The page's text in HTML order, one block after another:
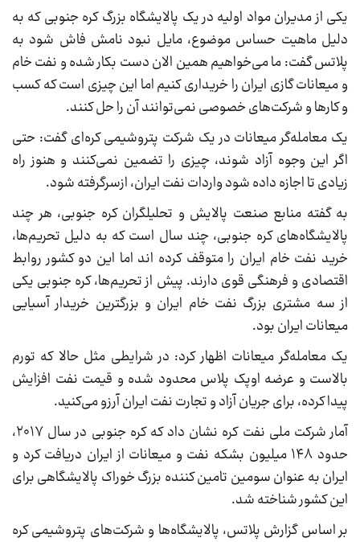
یکی از مدیران مواد اولیه در یک پالایشگاه بزرگ کره جنوبی که به
دلیل ماهیت حساس موضوع، مایل نبود نامش فاش شود به
پلاتس گفت: ما می‌خواهیم همین الان دست بکار شده و نفت خام
و میعانات گازی ایران را خریداری کنیم اما این چیزی است که کسب
و کارها و شرکت‌های خصوصی نمی‌توانند آن را حل کنند.
یک معامله‌گر میعانات در یک شرکت پتروشیمی کره‌ای گفت: حتی
اگر این وجوه آزاد شوند، چیزی را تضمین نمی‌کنند و هنوز راه
زیادی تا اجازه داده شود واردات نفت ایران، ازسرگرفته شود.
به گفته منابع صنعت پالایش و تحلیلگران کره جنوبی، هر چند
پالایشگاه‌های کره جنوبی، چند سال است که به دلیل تحریم‌ها،
خرید نفت خام ایران را متوقف کرده اند اما این دو کشور روابط
اقتصادی و فرهنگی قوی دارند. پیش از تحریم‌ها، کره جنوبی یکی
از سه مشتری بزرگ نفت خام ایران و بزرگترین خریدار آسیایی
میعانات ایران بود.
یک معامله‌گر میعانات اظهار کرد: در شرایطی مثل حالا که تورم
بالاست و عرضه اوپک پلاس محدود شده و قیمت نفت افزایش
پیدا کرده، برای جریان آزاد و تجارت نفت ایران آرزو می‌کنید.
آمار شرکت ملی نفت کره نشان داد که کره جنوبی در سال ۲۰۱۷،
حدود ۱۴۸ میلیون بشکه نفت و میعانات از ایران دریافت کرد و
ایران به عنوان سومین تامین کننده بزرگ خوراک پالایشگاهی برای
این کشور شناخته شد.
بر اساس گزارش پلاتس، پالایشگاه‌ها و شرکت‌های پتروشیمی کره